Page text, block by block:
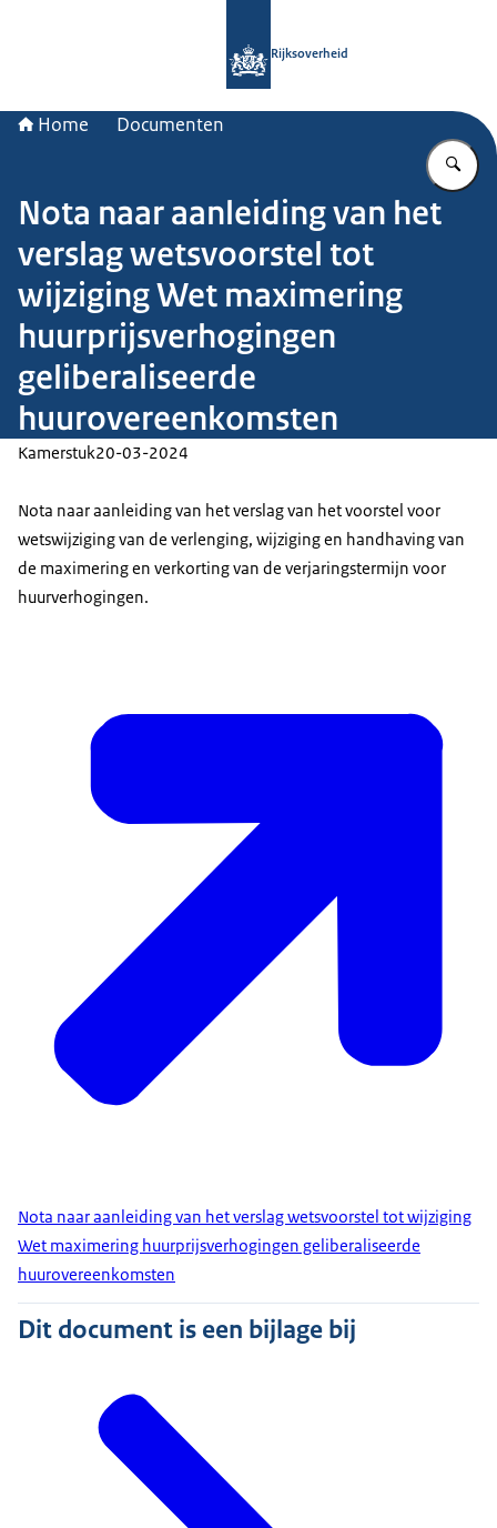
Rijksoverheid
Home Documenten
Nota naar aanleiding van het
verslag wetsvoorstel tot
wijziging Wet maximering
huurprijsverhogingen
geliberaliseerde
huurovereenkomsten
Kamerstuk20-03-2024
Nota naar aanleiding van het verslag van het voorstel voor
wetswijziging van de verlenging, wijziging en handhaving van
de maximering en verkorting van de verjaringstermijn voor
huurverhogingen.
Nota naar aanleiding van het verslag wetsvoorstel tot wijziging
Wet maximering huurprijsverhogingen geliberaliseerde
huurovereenkomsten
Dit document is een bijlage bij